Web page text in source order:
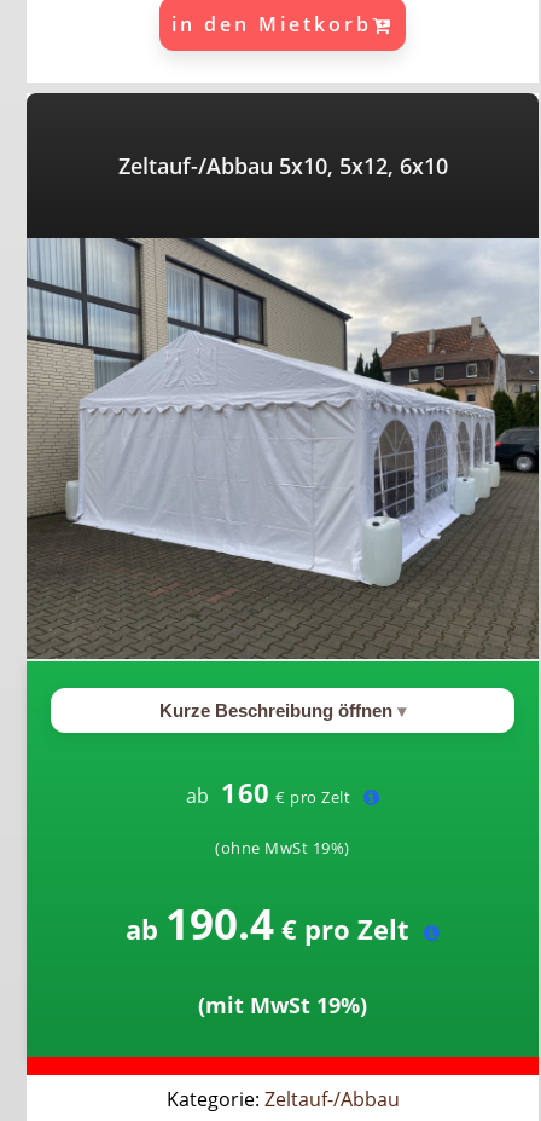
in den Mietkorb
Zeltauf-/Abbau 5x10, 5x12, 6x10
Kurze Beschreibung öffnen
ab 160 € pro Zelt
(ohne MwSt 19%)
ab 190.4 € pro Zelt
(mit MwSt 19%)
Kategorie: Zeltauf-/Abbau